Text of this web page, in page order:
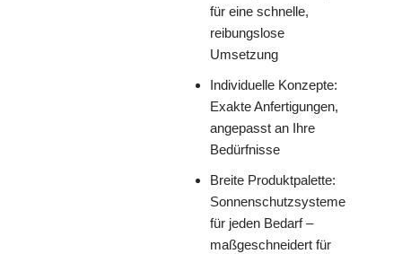
für eine schnelle,
reibungslose
Umsetzung
Individuelle Konzepte:
Exakte Anfertigungen,
angepasst an Ihre
Bedürfnisse
Breite Produktpalette:
Sonnenschutzsysteme
für jeden Bedarf –
maßgeschneidert für